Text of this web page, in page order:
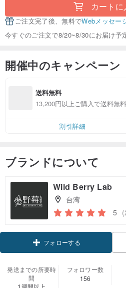
カートに
ご注文完了後、無料でWebメッセー
今すぐのご注文で8/20~8/30にお届け予
開催中のキャンペーン
送料無料
13,200円以上ご購入で送料無料
割引詳細
ブランドについて
Wild Berry Lab
台湾
5
フォローする
発送までの所要時
間
フォロワー数
156